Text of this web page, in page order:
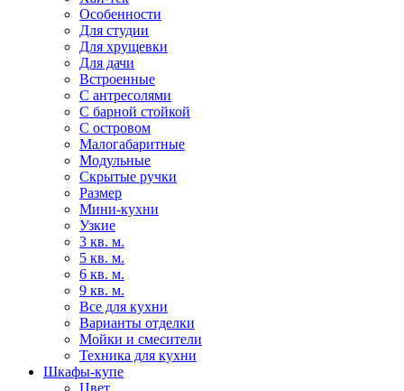
Особенности
Для студии
Для хрущевки
Для дачи
Встроенные
С антресолями
С барной стойкой
С островом
Малогабаритные
Модульные
Скрытые ручки
Размер
Мини-кухни
Узкие
3 кв. м.
5 кв. м.
6 кв. м.
9 кв. м.
Все для кухни
Варианты отделки
Мойки и смесители
Техника для кухни
Шкафы-купе
Цвет